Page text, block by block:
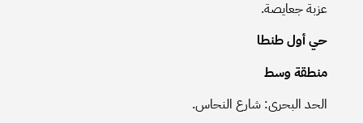
عزبة جعايصة.
حي أول طنطا
منطقة وسط
الحد البحرى: شارع النحاس.